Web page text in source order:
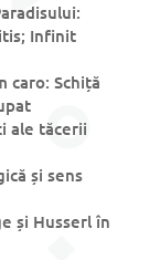
Infinit
caro: Schiță
ale tăcerii
și sens
și Husserl în